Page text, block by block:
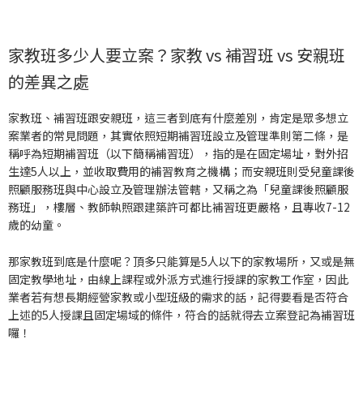
家教班多少人要立案？家教 vs 補習班 vs 安親班
的差異之處
家教班、補習班跟安親班，這三者到底有什麼差別，肯定是眾多想立
案業者的常見問題，其實依照短期補習班設立及管理準則第二條 ，是
稱呼為短期補習班（以下簡稱補習班），指的是在固定場址，對外招
生達5人以上，並收取費用的補習教育之機構；而安親班則受兒童課後
照顧服務班與中心設立及管理辦法管轄，又稱之為「兒童課後照顧服
務班」，樓層、教師執照跟建築許可都比補習班更嚴格，且專收7-12
歲的幼童。
那家教班到底是什麼呢？頂多只能算是5人以下的家教場所，又或是無
固定教學地址，由線上課程或外派方式進行授課的家教工作室，因此
業者若有想長期經營家教或小型班級的需求的話，記得要看是否符合
上述的5人授課且固定場域的條件，符合的話就得去立案登記為補習班
囉！